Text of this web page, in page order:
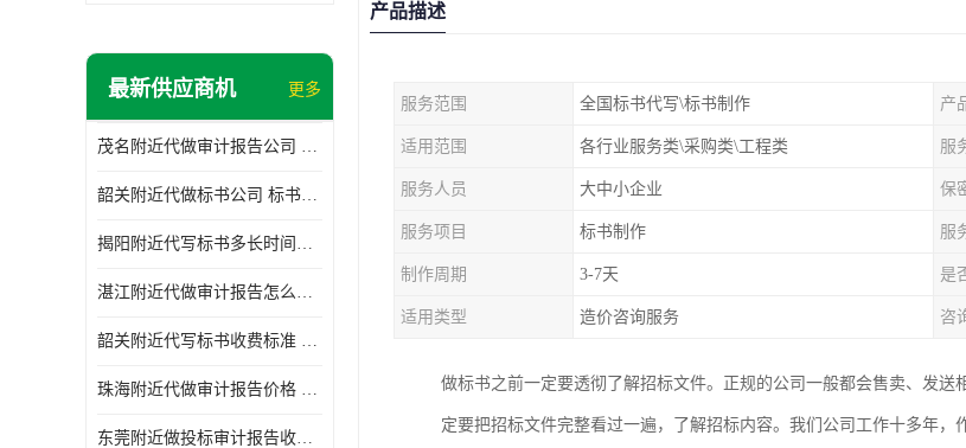
最新供应商机 更多
茂名附近代做审计报告公司 投标书怎么做
韶关附近代做标书公司 标书制作周期快
揭阳附近代写标书多长时间做好 投标书怎么做
湛江附近代做审计报告怎么收费 一对一服务
韶关附近代写标书收费标准 满足客户需求
珠海附近代做审计报告价格 投标书怎么做
东莞附近做投标审计报告收费标准 标书废标注意事项
产品描述
服务范围 全国标书代写\标书制作 产
适用范围 各行业服务类\采购类\工程类 服
服务人员 大中小企业 保
服务项目 标书制作 服
制作周期 3-7天 是
适用类型 造价咨询服务 咨
做标书之前一定要透彻了解招标文件。正规的公司一般都会售卖、发
定要把招标文件完整看过一遍，了解招标内容。我们公司工作十多年